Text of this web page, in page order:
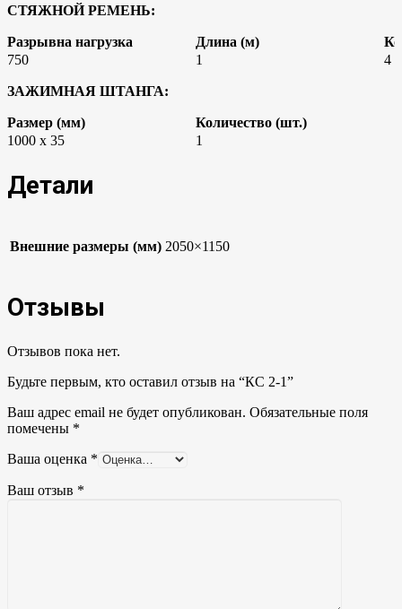
СТЯЖНОЙ РЕМЕНЬ:
Разрывна нагрузка Длина (м)
750
1 4
ЗАЖИМНАЯ ШТАНГА:
Размер (мм)
Количество (шт.)
1000 x 35
1
Детали
Внешние размеры (мм) 2050×1150
Отзывы
Отзывов пока нет.
Будьте первым, кто оставил отзыв на “КС 2-1”
Ваш адрес email не будет опубликован. Обязательные поля
помечены *
Ваша оценка *
Ваш отзыв *